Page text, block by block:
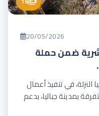
20/05/2026
ضمن حملة
في تنفيذ أعمال
بمدينة جباليا، بدعم